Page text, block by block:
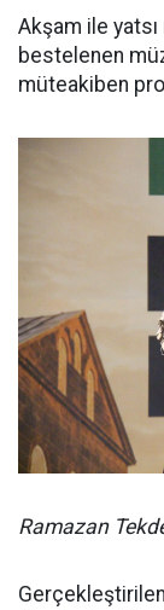
Akşam ile yatsı
bestelenen
müteakiben
Ramazan